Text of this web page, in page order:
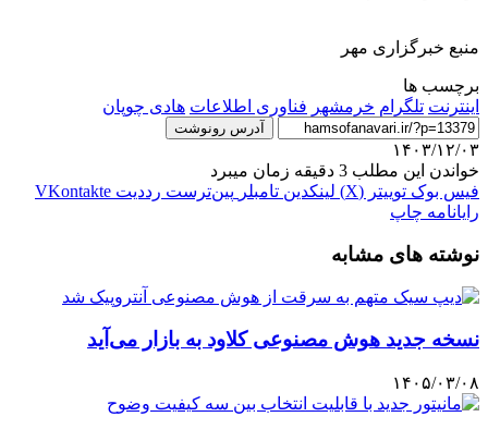
منبع خبرگزاری مهر
برچسب ها
اینترنت تلگرام خرمشهر فناوری اطلاعات هادی چوپان
آدرس رونوشت
۱۴۰۳/۱۲/۰۳
خواندن این مطلب 3 دقیقه زمان میبرد
فیس بوک توییتر (X) لینکدین ‫تامبلر ‫پین‌ترست ‫رددیت ‫VKontakte
رایانامه چاپ
نوشته های مشابه
نسخه جدید هوش مصنوعی کلاود به بازار می‌آید
۱۴۰۵/۰۳/۰۸